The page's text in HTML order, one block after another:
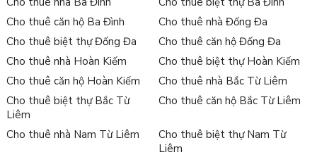
Cho thuê căn hộ Ba Đình
Cho thuê nhà Đống Đa
Cho thuê biệt thự Đống Đa
Cho thuê căn hộ Đống Đa
Cho thuê nhà Hoàn Kiếm
Cho thuê biệt thự Hoàn Kiếm
Cho thuê căn hộ Hoàn Kiếm
Cho thuê nhà Bắc Từ Liêm
Cho thuê biệt thự Bắc Từ
Liêm
Cho thuê căn hộ Bắc Từ Liêm
Cho thuê nhà Nam Từ Liêm
Cho thuê biệt thự Nam Từ
Liêm